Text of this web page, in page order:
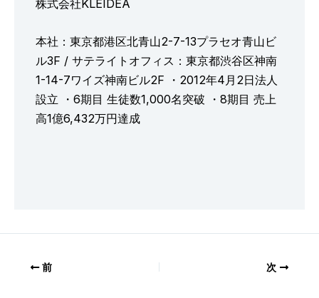
株式会社KLEIDEA
本社：東京都港区北青山2-7-13プラセオ青山ビ
ル3F / サテライトオフィス：東京都渋谷区神南
1-14-7ワイズ神南ビル2F ・2012年4月2日法人
設立 ・6期目 生徒数1,000名突破 ・8期目 売上
高1億6,432万円達成
前 次